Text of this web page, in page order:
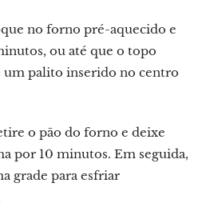
no forno pré-aquecido e
ou até que o topo
um palito inserido no centro
o pão do forno e deixe
por 10 minutos. Em seguida,
grade para esfriar